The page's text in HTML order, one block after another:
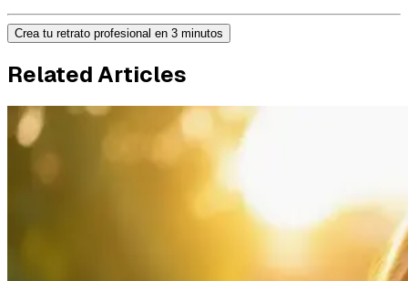
Crea tu retrato profesional en 3 minutos
Related Articles